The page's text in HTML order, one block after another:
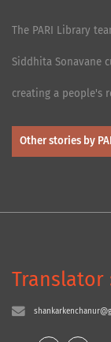
The PARI Library
Siddhita Sonavane
creating a people's
Other stories by
Translator